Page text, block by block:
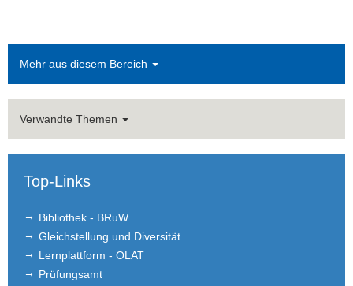
Mehr aus diesem Bereich
Verwandte Themen
Top-Links
Bibliothek - BRuW
Gleichstellung und Diversität
Lernplattform - OLAT
Prüfungsamt